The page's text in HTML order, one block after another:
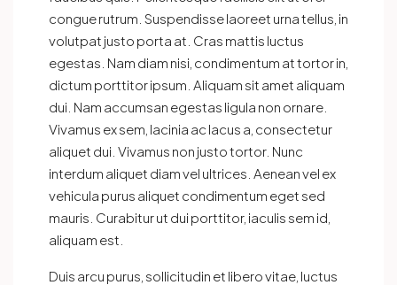
congue rutrum. Suspendisse laoreet urna tellus, in
volutpat justo porta at. Cras mattis luctus
egestas. Nam diam nisi, condimentum at tortor in,
dictum porttitor ipsum. Aliquam sit amet aliquam
dui. Nam accumsan egestas ligula non ornare.
Vivamus ex sem, lacinia ac lacus a, consectetur
aliquet dui. Vivamus non justo tortor. Nunc
interdum aliquet diam vel ultrices. Aenean vel ex
vehicula purus aliquet condimentum eget sed
mauris. Curabitur ut dui porttitor, iaculis sem id,
aliquam est.
Duis arcu purus, sollicitudin et libero vitae, luctus